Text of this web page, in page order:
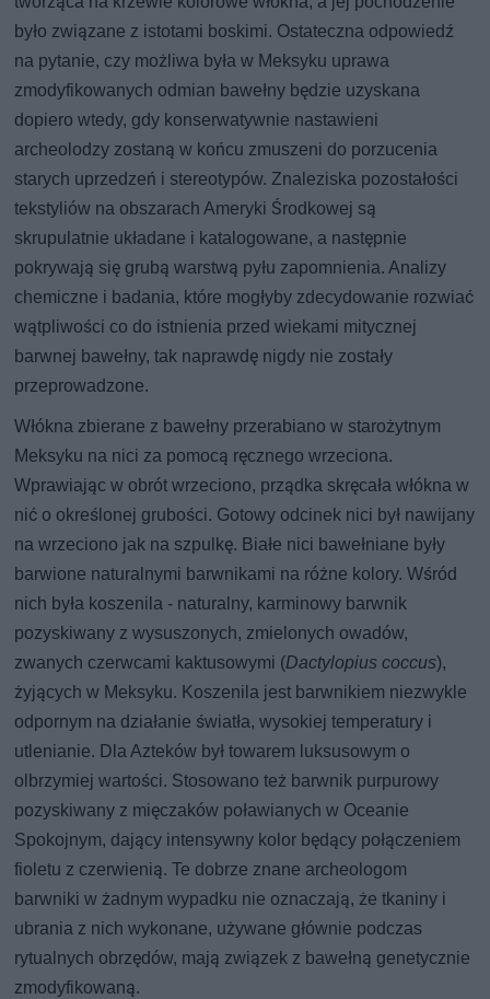
było związane z istotami boskimi. Ostateczna odpowiedź
na pytanie, czy możliwa była w Meksyku uprawa
zmodyfikowanych odmian bawełny będzie uzyskana
dopiero wtedy, gdy konserwatywnie nastawieni
archeolodzy zostaną w końcu zmuszeni do porzucenia
starych uprzedzeń i stereotypów. Znaleziska pozostałości
tekstyliów na obszarach Ameryki Środkowej są
skrupulatnie układane i katalogowane, a następnie
pokrywają się grubą warstwą pyłu zapomnienia. Analizy
chemiczne i badania, które mogłyby zdecydowanie rozwiać
wątpliwości co do istnienia przed wiekami mitycznej
barwnej bawełny, tak naprawdę nigdy nie zostały
przeprowadzone.
Włókna zbierane z bawełny przerabiano w starożytnym
Meksyku na nici za pomocą ręcznego wrzeciona.
Wprawiając w obrót wrzeciono, prządka skręcała włókna w
nić o określonej grubości. Gotowy odcinek nici był nawijany
na wrzeciono jak na szpulkę. Białe nici bawełniane były
barwione naturalnymi barwnikami na różne kolory. Wśród
nich była koszenila - naturalny, karminowy barwnik
pozyskiwany z wysuszonych, zmielonych owadów,
zwanych czerwcami kaktusowymi (Dactylopius coccus),
żyjących w Meksyku. Koszenila jest barwnikiem niezwykle
odpornym na działanie światła, wysokiej temperatury i
utlenianie. Dla Azteków był towarem luksusowym o
olbrzymiej wartości. Stosowano też barwnik purpurowy
pozyskiwany z mięczaków poławianych w Oceanie
Spokojnym, dający intensywny kolor będący połączeniem
fioletu z czerwienią. Te dobrze znane archeologom
barwniki w żadnym wypadku nie oznaczają, że tkaniny i
ubrania z nich wykonane, używane głównie podczas
rytualnych obrzędów, mają związek z bawełną genetycznie
zmodyfikowaną.